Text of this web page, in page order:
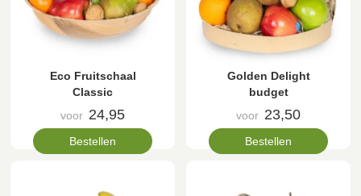
Eco Fruitschaal
Classic
voor 24,95
Bestellen
Golden Delight
budget
voor 23,50
Bestellen